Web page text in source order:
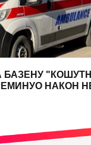
БАЗЕНУ
НАКОН